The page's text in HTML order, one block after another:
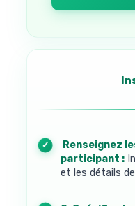
1.
participant :
et les détails